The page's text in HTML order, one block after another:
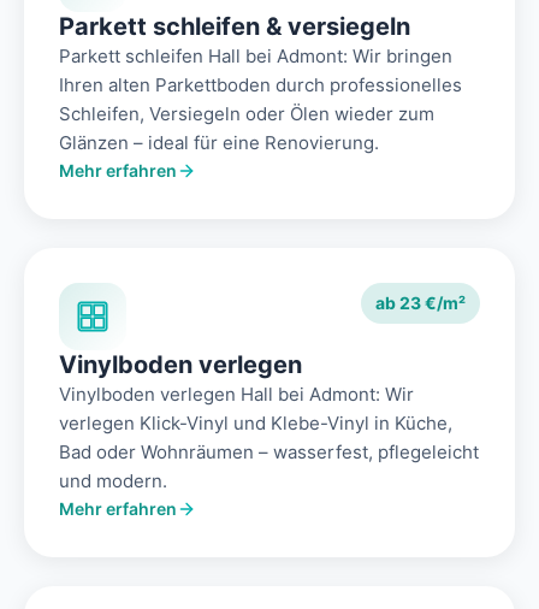
Parkett schleifen & versiegeln
Parkett schleifen Hall bei Admont: Wir bringen
Ihren alten Parkettboden durch professionelles
Schleifen, Versiegeln oder Ölen wieder zum
Glänzen – ideal für eine Renovierung.
Mehr erfahren
ab 23 €/m²
Vinylboden verlegen
Vinylboden verlegen Hall bei Admont: Wir
verlegen Klick-Vinyl und Klebe-Vinyl in Küche,
Bad oder Wohnräumen – wasserfest, pflegeleicht
und modern.
Mehr erfahren